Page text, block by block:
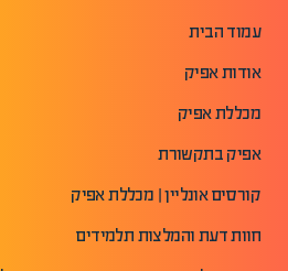
עמוד הבית
אודות אפיק
מכללת אפיק
אפיק בתקשורת
קורסים אונליין | מכללת אפיק
חוות דעת והמלצות תלמידים